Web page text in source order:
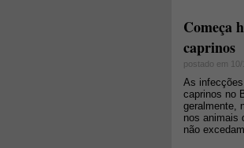
Começa
caprinos
postado em 10/
As
caprinos no
geralmente,
nos animais
não